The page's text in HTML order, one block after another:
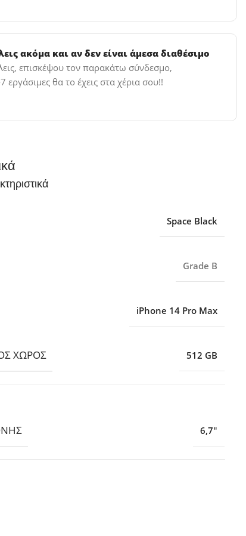
ακόμα και αν δεν είναι άμεσα διαθέσιμο
επισκέψου τον παρακάτω σύνδεσμο,
θα το έχεις στα χέρια σου!!
Space Black
Grade B
iPhone 14 Pro Max
ΧΏΡΟΣ 512 GB
6,7″